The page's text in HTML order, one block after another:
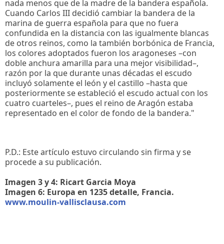
nada menos que de la madre de la bandera española.
Cuando Carlos III decidió cambiar la bandera de la
marina de guerra española para que no fuera
confundida en la distancia con las igualmente blancas
de otros reinos, como la también borbónica de Francia,
los colores adoptados fueron los aragoneses –con
doble anchura amarilla para una mejor visibilidad–,
razón por la que durante unas décadas el escudo
incluyó solamente el león y el castillo –hasta que
posteriormente se estableció el escudo actual con los
cuatro cuarteles–, pues el reino de Aragón estaba
representado en el color de fondo de la bandera."
P.D.: Este artículo estuvo circulando sin firma y se
procede a su publicación.
Imagen 3 y 4: Ricart Garcia Moya
Imagen 6: Europa en 1235 detalle, Francia.
www.moulin-vallisclausa.com